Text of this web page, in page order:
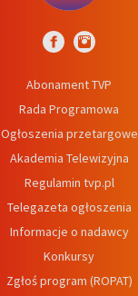
Abonament TVP
Rada Programowa
Ogłoszenia przetargowe
Akademia Telewizyjna
Regulamin tvp.pl
Telegazeta ogłoszenia
Informacje o nadawcy
Konkursy
Zgłoś program (ROPAT)